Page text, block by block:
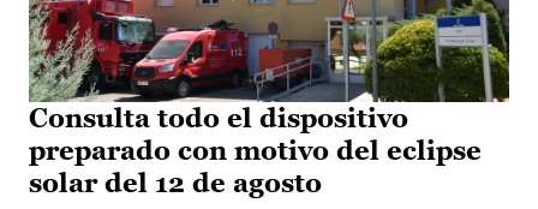
Consulta todo el dispositivo
preparado con motivo del eclipse
solar del 12 de agosto